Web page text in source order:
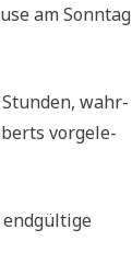
am Sonn­tag
Stun­den, wahr­
vor­ge­le­